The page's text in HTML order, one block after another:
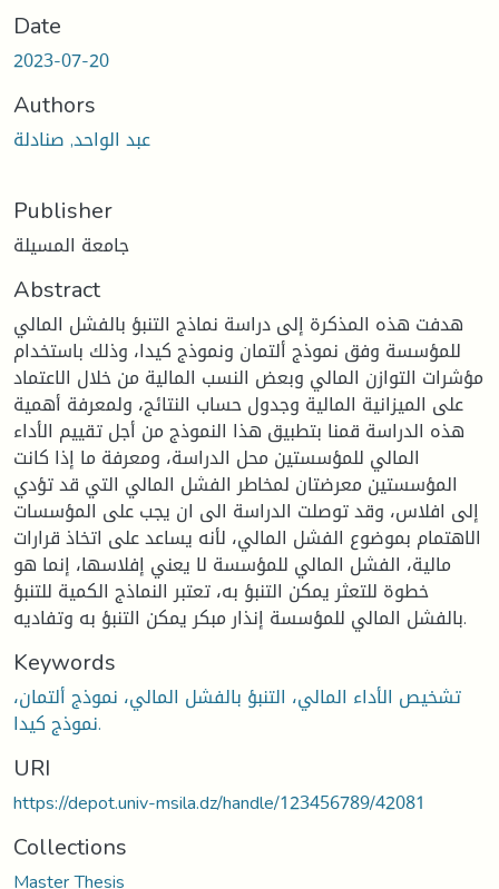
Date
2023-07-20
Authors
عبد الواحد, صنادلة
Publisher
جامعة المسيلة
Abstract
هدفت هذه المذكرة إلى دراسة نماذج التنبؤ بالفشل المالي
للمؤسسة وفق نموذج ألتمان ونموذج كيدا، وذلك باستخدام
مؤشرات التوازن المالي وبعض النسب المالية من خلال الاعتماد
على الميزانية المالية وجدول حساب النتائج، ولمعرفة أهمية
هذه الدراسة قمنا بتطبيق هذا النموذج من أجل تقييم الأداء
المالي للمؤسستين محل الدراسة، ومعرفة ما إذا كانت
المؤسستين معرضتان لمخاطر الفشل المالي التي قد تؤدي
إلى افلاس، وقد توصلت الدراسة الى ان يجب على المؤسسات
الاهتمام بموضوع الفشل المالي، لأنه يساعد على اتخاذ قرارات
مالية، الفشل المالي للمؤسسة لا يعني إفلاسها، إنما هو
خطوة للتعثر يمكن التنبؤ به، تعتبر النماذج الكمية للتنبؤ
بالفشل المالي للمؤسسة إنذار مبكر يمكن التنبؤ به وتفاديه.
Keywords
تشخيص الأداء المالي، التنبؤ بالفشل المالي، نموذج ألتمان،
نموذج كيدا.
URI
https://depot.univ-msila.dz/handle/123456789/42081
Collections
Master Thesis